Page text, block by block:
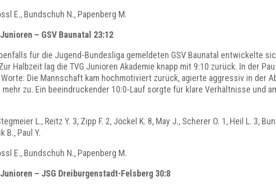
E., Bundschuh N., Papenberg M.
– GSV Baunatal 23:12
für die Jugend-Bundesliga gemeldeten GSV Baunatal entwickelte
Halbzeit lag die TVG Junioren Akademie knapp mit 9:10 zurück. In der
Die Mannschaft kam hochmotiviert zurück, agierte aggressiv in der
zu. Ein beeindruckender 10:0-Lauf sorgte für klare Verhältnisse und
L., Reitz Y. 3, Zipp F. 2, Jöckel K. 8, May J., Scherer O. 1, Heil L. 3,
B., Paul Y.
E., Bundschuh N., Papenberg M.
– JSG Dreiburgenstadt-Felsberg 30:8